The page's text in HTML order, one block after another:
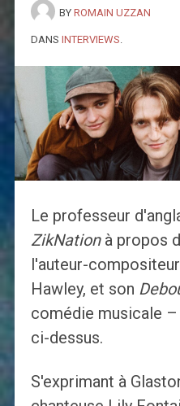
BY ROMAIN UZZAN
DANS INTERVIEWS
Le professeur
ZikNationà propos
l'auteur-
Hawley, et son
comédie musicale
ci-dessus.
S'exprimant à